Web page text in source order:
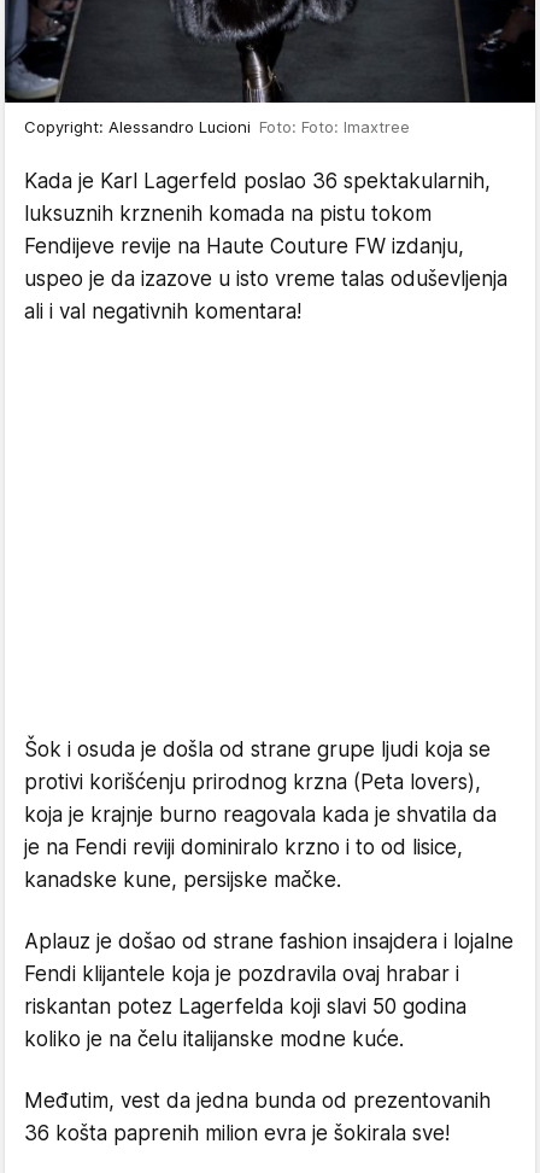
Copyright: Alessandro Lucioni Foto: Foto: Imaxtree
Kada je Karl Lagerfeld poslao 36 spektakularnih,
luksuznih krznenih komada na pistu tokom
Fendijeve revije na Haute Couture FW izdanju,
uspeo je da izazove u isto vreme talas oduševljenja
ali i val negativnih komentara!
Šok i osuda je došla od strane grupe ljudi koja se
protivi korišćenju prirodnog krzna (Peta lovers),
koja je krajnje burno reagovala kada je shvatila da
je na Fendi reviji dominiralo krzno i to od lisice,
kanadske kune, persijske mačke.
Aplauz je došao od strane fashion insajdera i lojalne
Fendi klijantele koja je pozdravila ovaj hrabar i
riskantan potez Lagerfelda koji slavi 50 godina
koliko je na čelu italijanske modne kuće.
Međutim, vest da jedna bunda od prezentovanih
36 košta paprenih milion evra je šokirala sve!